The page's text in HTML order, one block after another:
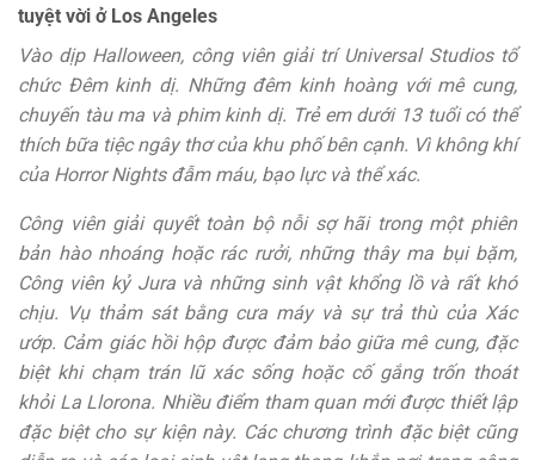
tuyệt vời ở Los Angeles
Vào dịp Halloween, công viên giải trí Universal Studios tổ
chức Đêm kinh dị. Những đêm kinh hoàng với mê cung,
chuyến tàu ma và phim kinh dị. Trẻ em dưới 13 tuổi có thể
thích bữa tiệc ngây thơ của khu phố bên cạnh. Vì không khí
của Horror Nights đẫm máu, bạo lực và thể xác.
Công viên giải quyết toàn bộ nỗi sợ hãi trong một phiên
bản hào nhoáng hoặc rác rưởi, những thây ma bụi bặm,
Công viên kỷ Jura và những sinh vật khổng lồ và rất khó
chịu. Vụ thảm sát bằng cưa máy và sự trả thù của Xác
ướp. Cảm giác hồi hộp được đảm bảo giữa mê cung, đặc
biệt khi chạm trán lũ xác sống hoặc cố gắng trốn thoát
khỏi La Llorona. Nhiều điểm tham quan mới được thiết lập
đặc biệt cho sự kiện này. Các chương trình đặc biệt cũng